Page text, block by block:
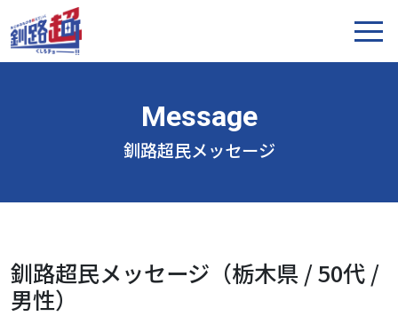
釧路超民メッセージ
釧路超民メッセージ（栃木県 / 50代 /
男性）